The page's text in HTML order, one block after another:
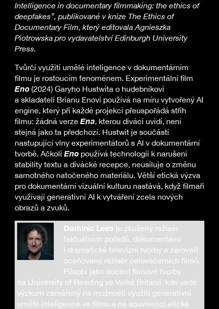
Intelligence in documentary filmmaking: the ethics of
deepfakes”, publikované v knize The Ethics of
Documentary Film, který editovala Agnieszka
Piotrowska pro vydavatelství Edinburgh University
Press.
Tvůrčí využití umělé inteligence v dokumentárním
filmu je rostoucím fenoménem. Experimentální film
Eno (2024) Garyho Hustwita o hudebníkovi
a skladateli Brianu Enovi používá na míru vytvořený AI
engine, který při každé projekci přeuspořádá střih
filmu: žádná verze Ena, kterou diváci uvidí, není
stejná jako ta předchozí. Hustwit je součástí
nastupující vlny experimentátorů s AI v dokumentární
tvorbě. Ačkoli Eno používá technologii k narušení
stability textu a divácké recepce, neusiluje o změnu
samotného natočeného materiálu. Větší etická výzva
pro dokumentární vizuální kulturu nastává, když filmaři
využívají generativní AI k vytváření zcela nových
obrazů a zvuků.
Dominic Lees je zkušený režisér
faktuálních pořadů, dokumentární
i dramatické televizní tvorby a zároveň
oceňovaný režisér celovečerních filmů.
Působí jako docent filmové tvorby
na University of Reading ve Velké Británii, kde vede
výzkum zaměřený na možnosti využití generativní
umělé inteligence ve filmu a na související etické